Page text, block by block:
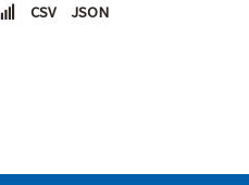
CSV JSON